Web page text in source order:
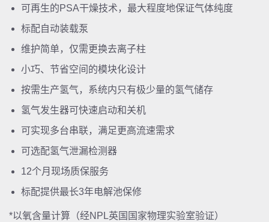
可再生的PSA干燥技术，最大程度地保证气体纯度
标配自动装载泵
维护简单，仅需更换去离子柱
小巧、节省空间的模块化设计
按需生产氢气，系统内只有极少量的氢气储存
氢气发生器可快速启动和关机
可实现多台串联，满足更高流速需求
可选配氢气泄漏检测器
12个月现场质保服务
标配提供最长3年电解池保修
*以氧含量计算（经NPL英国国家物理实验室验证）